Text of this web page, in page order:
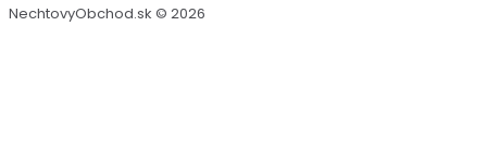
NechtovyObchod.sk © 2026